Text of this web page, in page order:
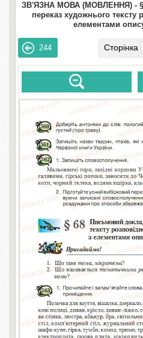
ЗВ'ЯЗНА МОВА (МОВЛЕННЯ) -
переказ художнього тексту
елементами
244 Сторінка